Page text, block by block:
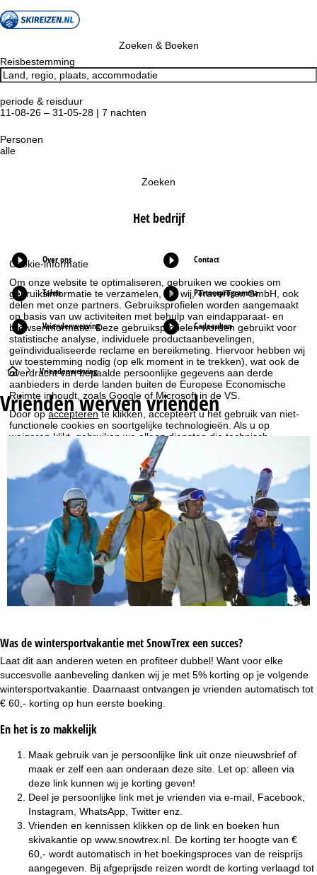
Cookie-informatie
Om onze website te optimaliseren, gebruiken we cookies om
gebruiksinformatie te verzamelen, die wij, TravelTrex GmbH, ook
delen met onze partners. Gebruiksprofielen worden aangemaakt
op basis van uw activiteiten met behulp van eindapparaat- en
browserinformatie. Deze gebruiksprofielen worden gebruikt voor
statistische analyse, individuele productaanbevelingen,
geïndividualiseerde reclame en bereikmeting. Hiervoor hebben wij
uw toestemming nodig (op elk moment in te trekken), wat ook de
overdracht van bepaalde persoonlijke gegevens aan derde
aanbieders in derde landen buiten de Europese Economische
Ruimte inhoudt, zoals Google of Microsoft in de VS.
Door opaccepterente klikken, accepteert u het gebruik van niet-
functionele cookies en soortgelijke technologieën. Als u op
weigeren klikt, gebruiken we alleen diensten die technisch
noodzakelijk zijn en die nodig zijn voor de uitvoering van het
Meer informatie over het gebruik van cookies en de mogelijkheid
om uw instellingen te wijzigen, vindt u in de informatie over
Cookie-Policy.
Informatie over de verantwoordelijke vind je in hetImpressum.
Informatie over de doeleinden en jouw rechten omtrent
gegevensbescherming vind je onze Privacy Policy.
Accepteren
Zoeken & Boeken
Reisbestemming
periode & reisduur
11-08-26 – 31-05-28 | 7 nachten
Personen
alle
Zoeken
Het bedrijf
Over ons Contact
Talen Partnerprogramma
Vriendenwerving Cadeaubon
S
t
a
a
g
i
a
Vriendenwerving
Vrienden werven vrienden
Was de wintersportvakantie met SnowTrex een succes?
Laat dit aan anderen weten en profiteer dubbel! Want voor elke
succesvolle aanbeveling danken wij je met 5% korting op je volgende
wintersportvakantie. Daarnaast ontvangen je vrienden automatisch tot
€ 60,- korting op hun eerste boeking.
En het is zo makkelijk
Maak gebruik van je persoonlijke link uit onze nieuwsbrief of
maak er zelf een aan onderaan deze site. Let op: alleen via
deze link kunnen wij je korting geven!
Deel je persoonlijke link met je vrienden via e-mail, Facebook,
Instagram, WhatsApp, Twitter enz.
Vrienden en kennissen klikken op de link en boeken hun
skivakantie op www.snowtrex.nl . De korting ter hoogte van €
60,- wordt automatisch in het boekingsproces van de reisprijs
aangegeven. Bij afgeprijsde reizen wordt de korting verlaagd tot